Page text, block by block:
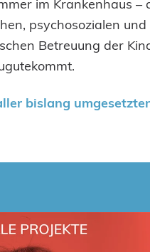
psychosozialen und
Betreuung der
bislang